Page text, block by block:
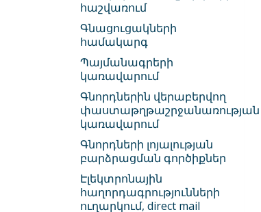
հաշվառում
Գնացուցակների
համակարգ
Պայմանագրերի
կառավարում
Գնորդներին վերաբերվող
փաստաթղթաշրջանառության
կառավարում
Գնորդների լոյալության
բարձրացման գործիքներ
Էլեկտրոնային
հաղորդագրությունների
ուղարկում, direct mail